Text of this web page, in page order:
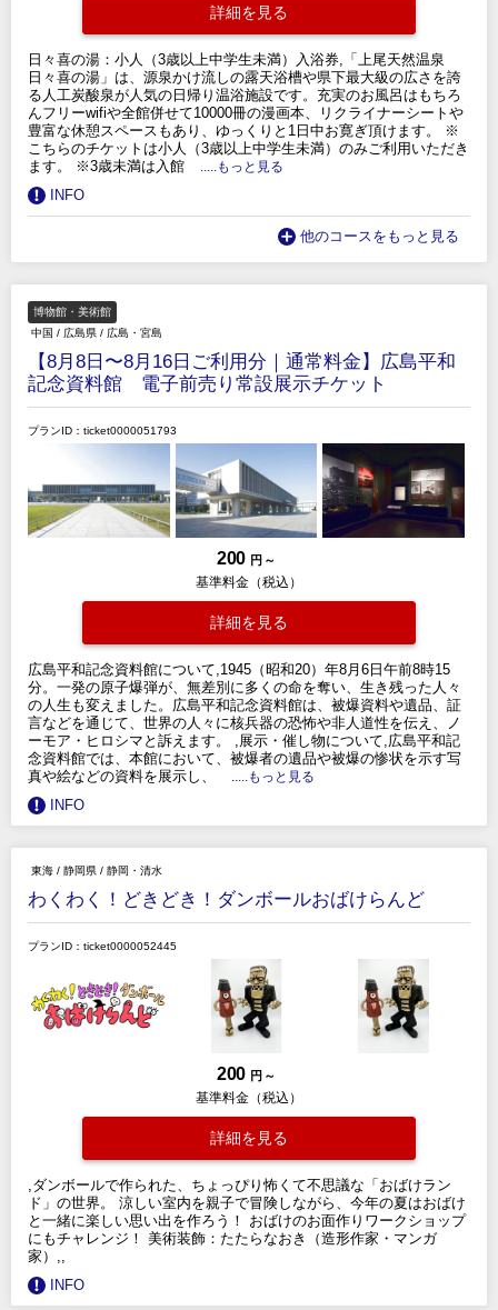
詳細を見る
日々喜の湯：小人（3歳以上中学生未満）入浴券,「上尾天然温泉
日々喜の湯」は、源泉かけ流しの露天浴槽や県下最大級の広さを誇
る人工炭酸泉が人気の日帰り温浴施設です。充実のお風呂はもちろ
んフリーwifiや全館併せて10000冊の漫画本、リクライナーシートや
豊富な休憩スペースもあり、ゆっくりと1日中お寛ぎ頂けます。 ※
こちらのチケットは小人（3歳以上中学生未満）のみご利用いただき
ます。 ※3歳未満は入館
.....もっと見る
INFO
他のコースをもっと見る
博物館・美術館
中国 / 広島県 / 広島・宮島
【8月8日〜8月16日ご利用分｜通常料金】広島平和
記念資料館 電子前売り常設展示チケット
プランID：ticket0000051793
200 円 ～
基準料金（税込）
詳細を見る
広島平和記念資料館について,1945（昭和20）年8月6日午前8時15
分。一発の原子爆弾が、無差別に多くの命を奪い、生き残った人々
の人生も変えました。広島平和記念資料館は、被爆資料や遺品、証
言などを通じて、世界の人々に核兵器の恐怖や非人道性を伝え、ノ
ーモア・ヒロシマと訴えます。 ,展示・催し物について,広島平和記
念資料館では、本館において、被爆者の遺品や被爆の惨状を示す写
真や絵などの資料を展示し、
.....もっと見る
INFO
東海 / 静岡県 / 静岡・清水
わくわく！どきどき！ダンボールおばけらんど
プランID：ticket0000052445
200 円 ～
基準料金（税込）
詳細を見る
,ダンボールで作られた、ちょっぴり怖くて不思議な「おばけラン
ド」の世界。 涼しい室内を親子で冒険しながら、今年の夏はおばけ
と一緒に楽しい思い出を作ろう！ おばけのお面作りワークショップ
にもチャレンジ！ 美術装飾：たたらなおき（造形作家・マンガ
家）,,
INFO